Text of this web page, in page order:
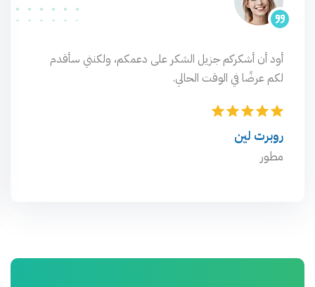
أود أن أشكركم جزيل الشكر على دعمكم، ولكنني سأقدم
لكم عرضًا في الوقت الحالي.
روبرت لين
مطور